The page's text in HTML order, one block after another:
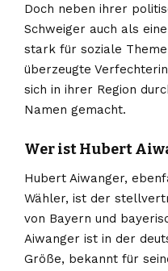
Doch neben ihrer
Schweiger auch als
stark für soziale
überzeugte
sich in ihrer Region
Namen gemacht.
Wer ist Hubert
Hubert Aiwanger,
Wähler, ist der
von Bayern und
Aiwanger ist in der
Größe, bekannt für